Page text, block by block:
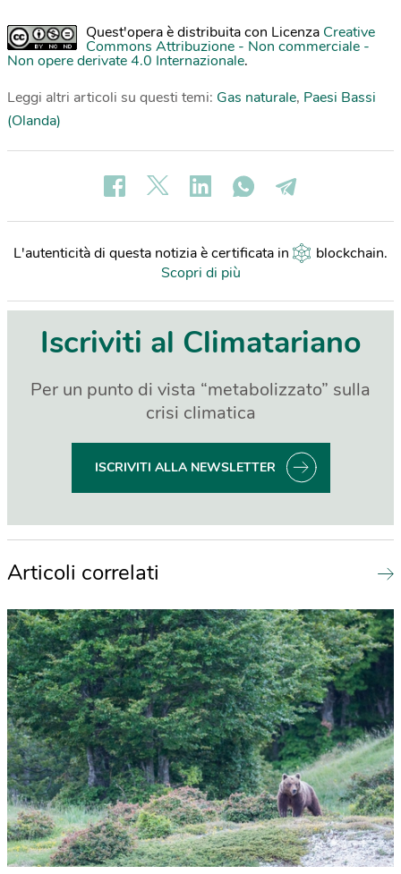
Quest'opera è distribuita con Licenza Creative
Commons Attribuzione - Non commerciale -
Non opere derivate 4.0 Internazionale.
Leggi altri articoli su questi temi: Gas naturale, Paesi Bassi
(Olanda)
L'autenticità di questa notizia è certificata in blockchain.
Scopri di più
Iscriviti al Climatariano
Per un punto di vista “metabolizzato” sulla
crisi climatica
ISCRIVITI ALLA NEWSLETTER
Articoli correlati